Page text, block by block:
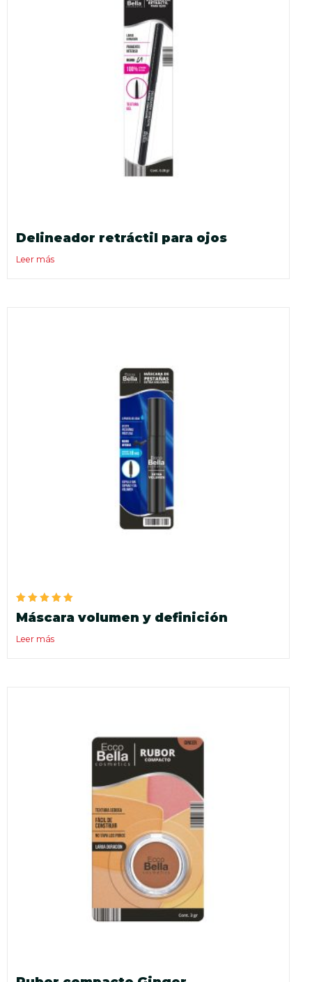
Delineador retráctil para ojos
Leer más
Valorado
en
de 5
Máscara volumen y definición
Leer más